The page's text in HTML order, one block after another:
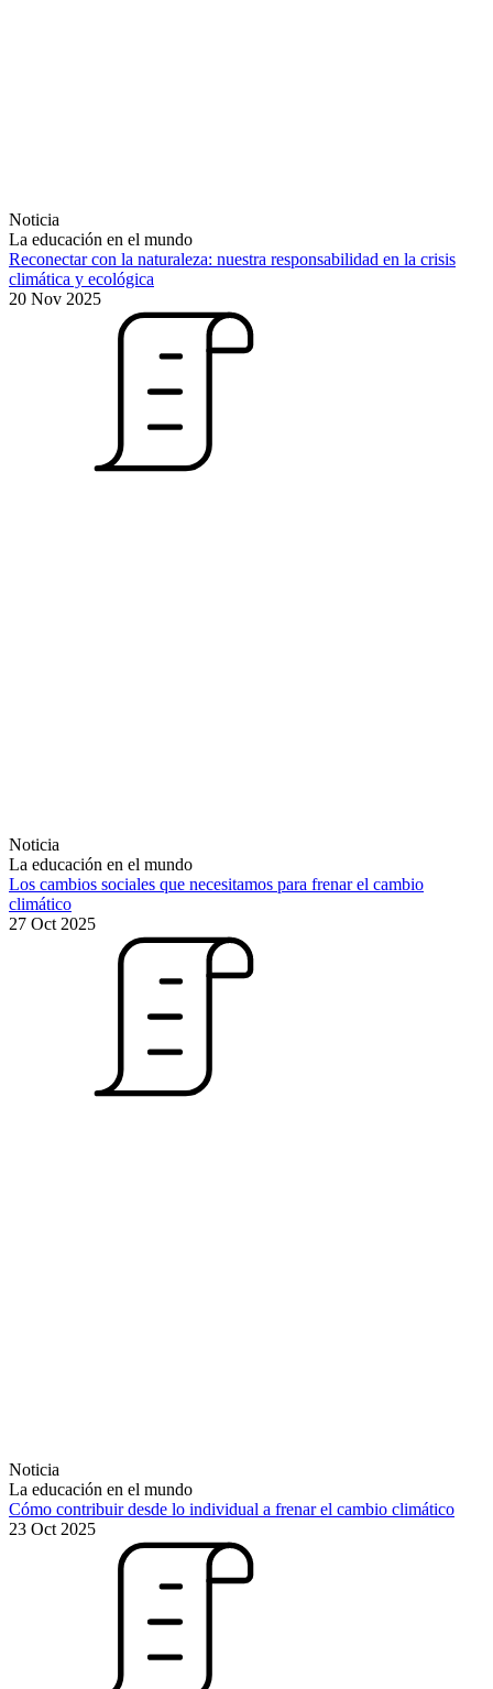
Noticia
La educación en el mundo
Reconectar con la naturaleza: nuestra responsabilidad en la crisis
climática y ecológica
20 Nov 2025
Noticia
La educación en el mundo
Los cambios sociales que necesitamos para frenar el cambio
climático
27 Oct 2025
Noticia
La educación en el mundo
Cómo contribuir desde lo individual a frenar el cambio climático
23 Oct 2025